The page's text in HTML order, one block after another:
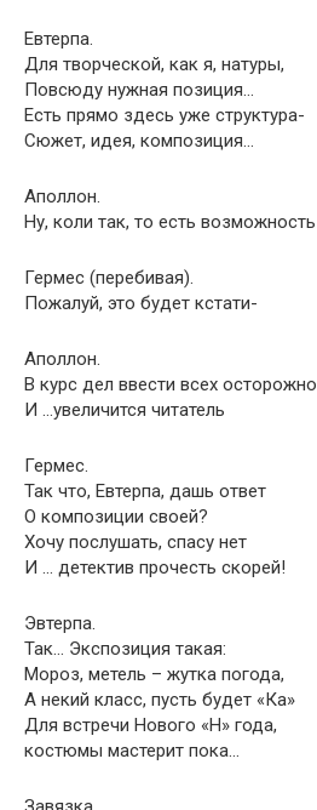
Евтерпа.
Для творческой, как я, натуры,
Повсюду нужная позиция…
Есть прямо здесь уже структура-
Сюжет, идея, композиция…
Аполлон.
Ну, коли так, то есть возможность
Гермес (перебивая).
Пожалуй, это будет кстати-
Аполлон.
В курс дел ввести всех осторожно
И …увеличится читатель
Гермес.
Так что, Евтерпа, дашь ответ
О композиции своей?
Хочу послушать, спасу нет
И … детектив прочесть скорей!
Эвтерпа.
Так… Экспозиция такая:
Мороз, метель – жутка погода,
А некий класс, пусть будет «Ка»
Для встречи Нового «Н» года,
костюмы мастерит пока…